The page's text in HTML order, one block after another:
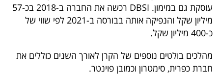
עוסקת גם במימון. DBSI רכשה את החברה ב-2018 בכ-57
מיליון שקל והנפיקה אותה בבורסה ב-2021 לפי שווי של
כ-400 מיליון שקל.
מהלכים בולטים נוספים של הקרן לאורך השנים כוללים את
חברת כפרית, סימטרון וכמובן פוינטר.